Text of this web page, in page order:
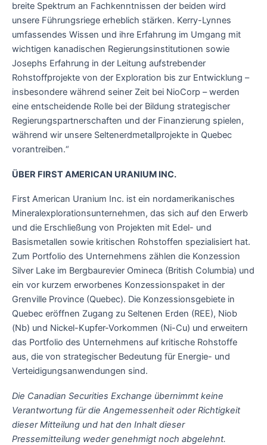
breite Spektrum an Fachkenntnissen der beiden wird
unsere Führungsriege erheblich stärken. Kerry-Lynnes
umfassendes Wissen und ihre Erfahrung im Umgang mit
wichtigen kanadischen Regierungsinstitutionen sowie
Josephs Erfahrung in der Leitung aufstrebender
Rohstoffprojekte von der Exploration bis zur Entwicklung –
insbesondere während seiner Zeit bei NioCorp – werden
eine entscheidende Rolle bei der Bildung strategischer
Regierungspartnerschaften und der Finanzierung spielen,
während wir unsere Seltenerdmetallprojekte in Quebec
vorantreiben.“
ÜBER FIRST AMERICAN URANIUM INC.
First American Uranium Inc. ist ein nordamerikanisches
Mineralexplorationsunternehmen, das sich auf den Erwerb
und die Erschließung von Projekten mit Edel- und
Basismetallen sowie kritischen Rohstoffen spezialisiert hat.
Zum Portfolio des Unternehmens zählen die Konzession
Silver Lake im Bergbaurevier Omineca (British Columbia) und
ein vor kurzem erworbenes Konzessionspaket in der
Grenville Province (Quebec). Die Konzessionsgebiete in
Quebec eröffnen Zugang zu Seltenen Erden (REE), Niob
(Nb) und Nickel-Kupfer-Vorkommen (Ni-Cu) und erweitern
das Portfolio des Unternehmens auf kritische Rohstoffe
aus, die von strategischer Bedeutung für Energie- und
Verteidigungsanwendungen sind.
Die Canadian Securities Exchange übernimmt keine
Verantwortung für die Angemessenheit oder Richtigkeit
dieser Mitteilung und hat den Inhalt dieser
Pressemitteilung weder genehmigt noch abgelehnt.